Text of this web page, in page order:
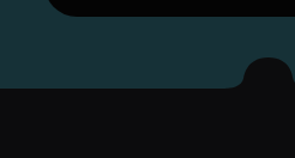
Je vous
enseignant